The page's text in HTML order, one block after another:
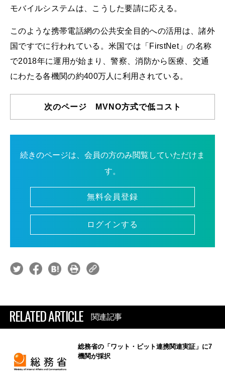
モバイルシステムは、こうした要請に応える。
このような携帯電話網の公共安全目的への活用は、諸外
国ですでに行われている。米国では「FirstNet」の名称
で2018年に運用が始まり、警察、消防から医療、交通
にわたる各機関の約400万人に利用されている。
次のページ MVNO方式で低コスト
続きのページは、会員の方のみ閲覧していただけま
す。
無料会員登録
ログインする
RELATED ARTICLE 関連記事
総務省の「ワット・ビット連携関連実証」に7
機関が採択